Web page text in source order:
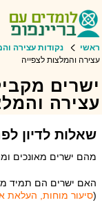
ראשי נקודות עצירה
עצירה והמלצות לצפייה
ישרים
עצירה
שאלות לדיון
מהם ישרים מאונכים
האם ישרים הם תמיד
(סיעור מוחות, העלאת